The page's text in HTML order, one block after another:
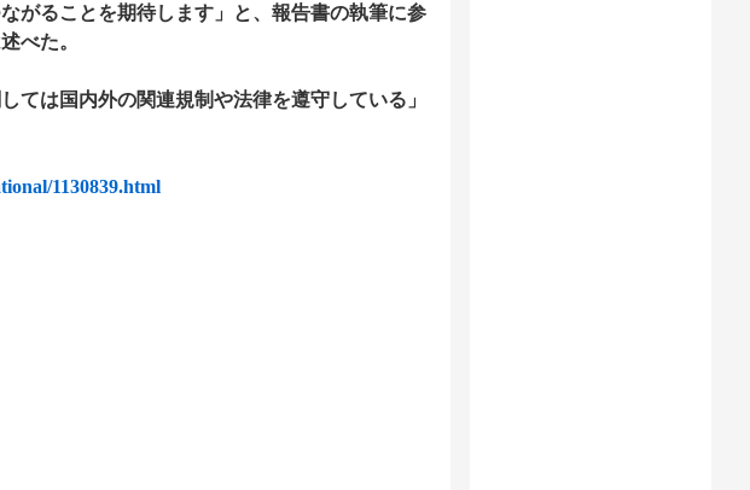
がることを期待します」と、報告書の執筆に参
べた。
ては国内外の関連規制や法律を遵守している」
1130839.html